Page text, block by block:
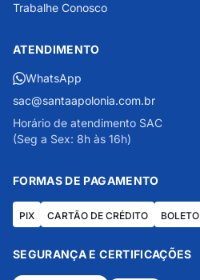
Trabalhe Conosco
ATENDIMENTO
WhatsApp
sac@santaapolonia.com.br
Horário de atendimento SAC
(Seg a Sex: 8h às 16h)
FORMAS DE PAGAMENTO
PIX CARTÃO DE CRÉDITO BOLETO
SEGURANÇA E CERTIFICAÇÕES